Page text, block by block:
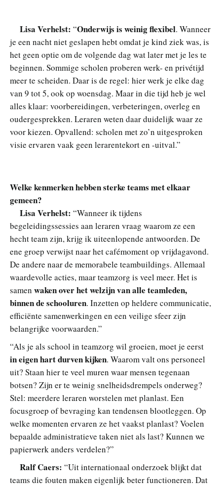
Lisa Verhelst: “Onderwijs is weinig flexibel. Wanneer
je een nacht niet geslapen hebt omdat je kind ziek was, is
het geen optie om de volgende dag wat later met je les te
beginnen. Sommige scholen proberen werk- en privétijd
meer te scheiden. Daar is de regel: hier werk je elke dag
van 9 tot 5, ook op woensdag. Maar in die tijd heb je wel
alles klaar: voorbereidingen, verbeteringen, overleg en
oudergesprekken. Leraren weten daar duidelijk waar ze
voor kiezen. Opvallend: scholen met zo’n uitgesproken
visie ervaren vaak geen lerarentekort en -uitval.”
Welke kenmerken hebben sterke teams met elkaar
gemeen?
Lisa Verhelst: “Wanneer ik tijdens
begeleidingssessies aan leraren vraag waarom ze een
hecht team zijn, krijg ik uiteenlopende antwoorden. De
ene groep verwijst naar het cafémoment op vrijdagavond.
De andere naar de memorabele teambuildings. Allemaal
waardevolle acties, maar teamzorg is veel meer. Het is
samen waken over het welzijn van alle teamleden,
binnen de schooluren. Inzetten op heldere communicatie,
efficiënte samenwerkingen en een veilige sfeer zijn
belangrijke voorwaarden.”
“Als je als school in teamzorg wil groeien, moet je eerst
in eigen hart durven kijken. Waarom valt ons personeel
uit? Staan hier te veel muren waar mensen tegenaan
botsen? Zijn er te weinig snelheidsdrempels onderweg?
Stel: meerdere leraren worstelen met planlast. Een
focusgroep of bevraging kan tendensen blootleggen. Op
welke momenten ervaren ze het vaakst planlast? Voelen
bepaalde administratieve taken niet als last? Kunnen we
papierwerk anders verdelen?”
Ralf Caers: “Uit internationaal onderzoek blijkt dat
teams die fouten maken eigenlijk beter functioneren. Dat